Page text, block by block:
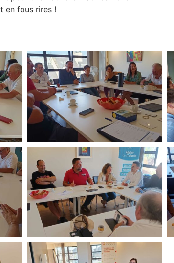
en fous rires !